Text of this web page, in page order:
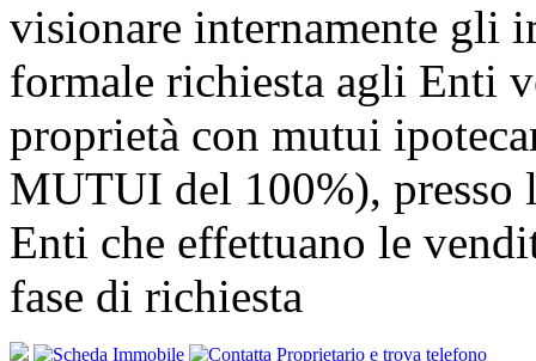
visionare internamente gli
formale richiesta agli Enti
proprietà con mutui
MUTUI del 100%), presso
Enti che effettuano le
fase di richiesta